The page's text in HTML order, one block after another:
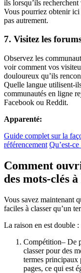
ils lorsqu’ils
Vous pourriez obtenir
pas autrement.
7. Visitez les
Observez les
voir comment vos
douloureux qu’ils
Quelle langue utilisent-
communautés en ligne
Facebook ou Reddit.
Apparenté:
Guide complet sur la
référencement Qu’est-
Comment
des mots-clés
Vous savez maintenant
faciles à classer qu’un
La raison en est double :
Compétition– De
classer pour des
termes principaux
pages, ce qui est